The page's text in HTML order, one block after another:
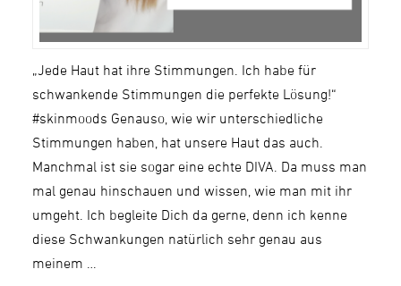
„Jede Haut hat ihre Stimmungen. Ich habe für
schwankende Stimmungen die perfekte Lösung!“
#skinmoods Genauso, wie wir unterschiedliche
Stimmungen haben, hat unsere Haut das auch.
Manchmal ist sie sogar eine echte DIVA. Da muss man
mal genau hinschauen und wissen, wie man mit ihr
umgeht. Ich begleite Dich da gerne, denn ich kenne
diese Schwankungen natürlich sehr genau aus
meinem …